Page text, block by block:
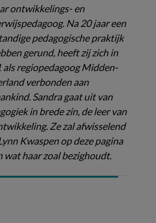
ontwikkelings- en
Na 20 jaar een
pedagogische praktijk
gerund, heeft zij zich in
als regiopedagoog Midden-
verbonden aan
Sandra gaat uit van
in brede zin, de leer van
Ze zal afwisselend
Kwaspen op deze pagina
wat haar zoal bezighoudt.